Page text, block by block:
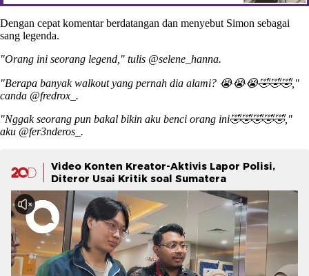
Dengan cepat komentar berdatangan dan menyebut Simon sebagai
sang legenda.
"Orang ini seorang legend," tulis @selene_hanna.
"Berapa banyak walkout yang pernah dia alami? 😭😭😭🤣🤣🤣,"
canda @fredrox_.
"Nggak seorang pun bakal bikin aku benci orang ini🤣🤣🤣🤣🤣,"
aku @fer3nderos_.
Video Konten Kreator-Aktivis Lapor Polisi,
Diteror Usai Kritik soal Sumatera